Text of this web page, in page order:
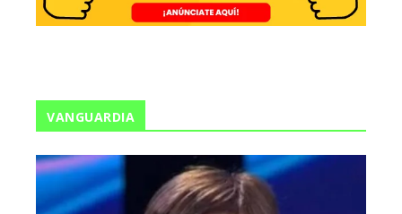
VANGUARDIA